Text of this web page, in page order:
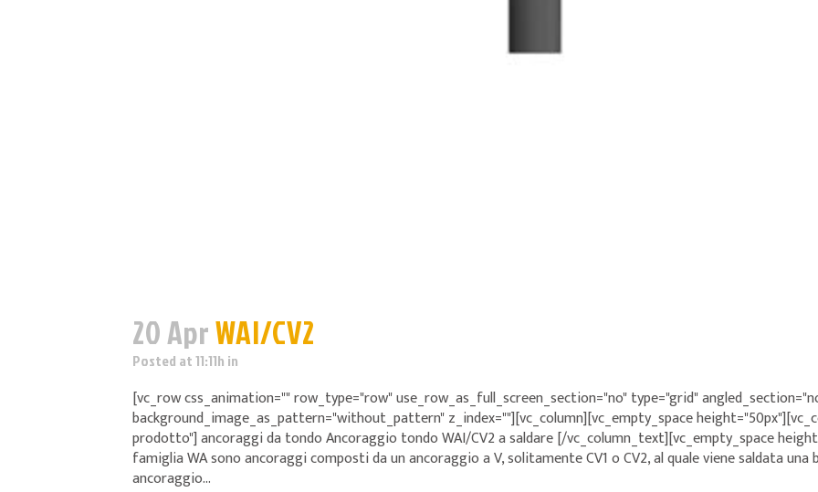
20 AprWAI/CV2
Posted at 11:11h in
[vc_row css_animation="" row_type="row" use_row_as_full_screen_section="no" type="grid"
background_image_as_pattern="without_pattern" z_index=""][vc_column][vc_empty_space
prodotto"] ancoraggi da tondo Ancoraggio tondo WAI/CV2 a saldare [/vc_column_text][vc_empty_space
famiglia WA sono ancoraggi composti da un ancoraggio a V, solitamente CV1 o CV2, al quale viene saldata
ancoraggio...